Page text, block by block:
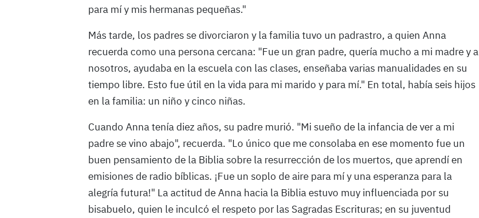
para mí y mis hermanas pequeñas."
Más tarde, los padres se divorciaron y la familia tuvo un padrastro, a quien Anna
recuerda como una persona cercana: "Fue un gran padre, quería mucho a mi madre y a
nosotros, ayudaba en la escuela con las clases, enseñaba varias manualidades en su
tiempo libre. Esto fue útil en la vida para mi marido y para mí." En total, había seis hijos
en la familia: un niño y cinco niñas.
Cuando Anna tenía diez años, su padre murió. "Mi sueño de la infancia de ver a mi
padre se vino abajo", recuerda. "Lo único que me consolaba en ese momento fue un
buen pensamiento de la Biblia sobre la resurrección de los muertos, que aprendí en
emisiones de radio bíblicas. ¡Fue un soplo de aire para mí y una esperanza para la
alegría futura!" La actitud de Anna hacia la Biblia estuvo muy influenciada por su
bisabuelo, quien le inculcó el respeto por las Sagradas Escrituras; en su juventud